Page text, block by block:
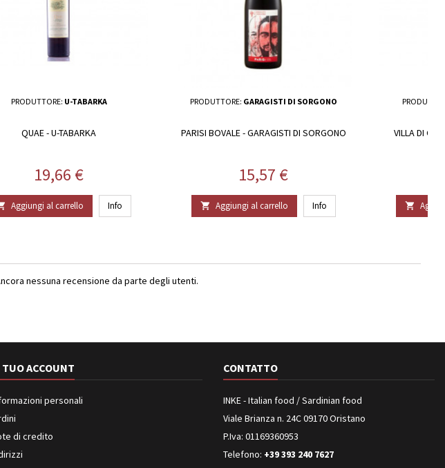
PRODUTTORE: U-TABARKA
QUAE - U-TABARKA
Prezzo
19,66 €
Aggiungi al carrello Info
PRODUTTORE: GARAGISTI DI SORGONO
PARISI BOVALE - GARAGISTI DI SORGONO
Prezzo
15,57 €
 Aggiungi al carrello Info
VILLA DI

nessuna recensione da parte degli utenti.
TUO ACCOUNT
personali
di credito
CONTATTO
INKE - Italian food / Sardinian food
Viale Brianza n. 24C 09170 Oristano
P.Iva: 01169360953
Telefono: +39 393 240 7627